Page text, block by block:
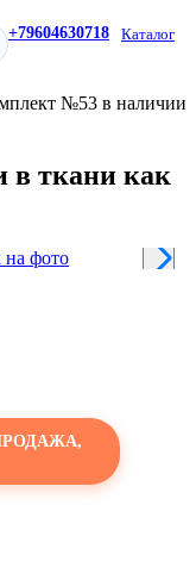
+79604630718 Каталог
№53 в наличии
в ткани как